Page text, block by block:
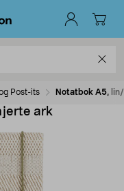
Post-its Notatbok A5,
ark